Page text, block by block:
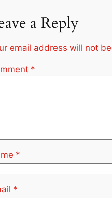
a Reply
email address will not
*
*
*